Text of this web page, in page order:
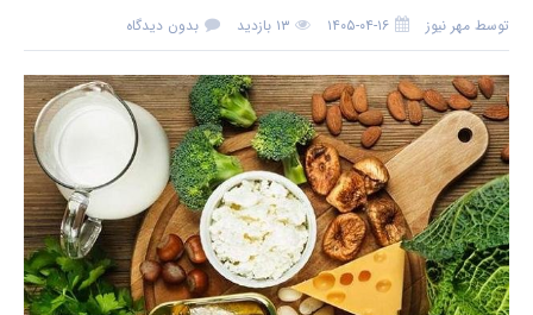
توسط مهر نیوز ۱۴۰۵-۰۴-۱۶ ۱۳ بازدید بدون دیدگاه